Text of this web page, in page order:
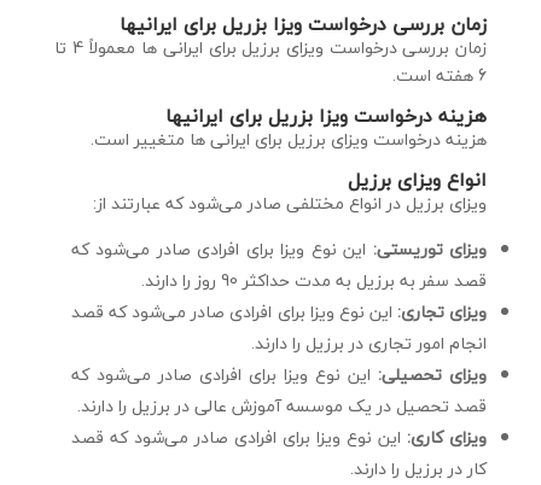
زمان بررسی درخواست ویزا بزریل برای ایرانیها
زمان بررسی درخواست ویزای برزیل برای ایرانی ها معمولاً 4 تا
6 هفته است.
هزینه درخواست ویزا بزریل برای ایرانیها
هزینه درخواست ویزای برزیل برای ایرانی ها متغییر است.
انواع ویزای برزیل
ویزای برزیل در انواع مختلفی صادر می‌شود که عبارتند از:
ویزای توریستی: این نوع ویزا برای افرادی صادر می‌شود که
قصد سفر به برزیل به مدت حداکثر 90 روز را دارند.
ویزای تجاری: این نوع ویزا برای افرادی صادر می‌شود که قصد
انجام امور تجاری در برزیل را دارند.
ویزای تحصیلی: این نوع ویزا برای افرادی صادر می‌شود که
قصد تحصیل در یک موسسه آموزش عالی در برزیل را دارند.
ویزای کاری: این نوع ویزا برای افرادی صادر می‌شود که قصد
کار در برزیل را دارند.